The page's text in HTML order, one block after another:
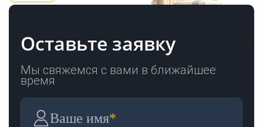
Оставьте заявку
Мы свяжемся с вами в ближайшее
время
Ваше имя*